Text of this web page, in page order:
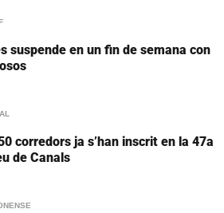
suspende en un fin de semana con
corredors ja s’han inscrit en la 47a
de Canals